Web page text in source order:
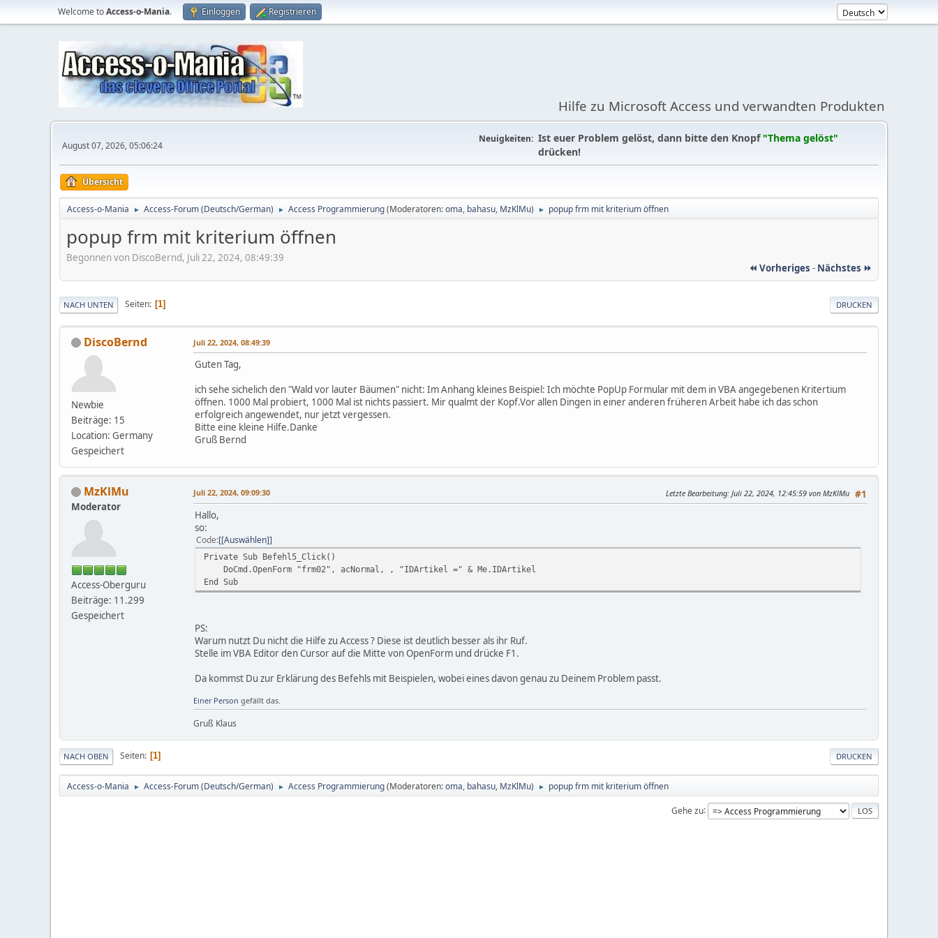
Welcome toAccess-o-Mania. Einloggen Registrieren
Hilfe zu Microsoft Access und verwandten Produkten
August 07, 2026, 05:06:24
Neuigkeiten: Ist euer Problem gelöst, dann bitte den Knopf "Thema gelöst"
drücken!
Übersicht
Access-o-Mania ► Access-Forum (Deutsch/German) ► Access Programmierung(Moderatoren:oma, bahasu, MzKlMu) ► popup frm mit kriterium öffnen
popup frm mit kriterium öffnen
Begonnen von DiscoBernd, Juli 22, 2024, 08:49:39
⏪ Vorheriges - Nächstes ⏩
DRUCKEN
NACH UNTEN Seiten 1
DiscoBernd
Newbie
Beiträge: 15
Location: Germany
Gespeichert
Juli 22, 2024, 08:49:39
Guten Tag,
ich sehe sichelich den "Wald vor lauter Bäumen" nicht: Im Anhang kleines Beispiel: Ich möchte PopUp Formular mit dem in VBA angegebenen Kritertium
öffnen. 1000 Mal probiert, 1000 Mal ist nichts passiert. Mir qualmt der Kopf.Vor allen Dingen in einer anderen früheren Arbeit habe ich das schon
erfolgreich angewendet, nur jetzt vergessen.
Bitte eine kleine Hilfe.Danke
Gruß Bernd
MzKlMu
Moderator
Access-Oberguru
Beiträge: 11.299
Gespeichert
#1
Juli 22, 2024, 09:09:30 Letzte Bearbeitung: Juli 22, 2024, 12:45:59 von MzKlMu
Hallo,
so:
Code [Auswählen]
Private Sub Befehl5_Click()
DoCmd.OpenForm "frm02", acNormal, , "IDArtikel =" & Me.IDArtikel
End Sub
PS:
Warum nutzt Du nicht die Hilfe zu Access ? Diese ist deutlich besser als ihr Ruf.
Stelle im VBA Editor den Cursor auf die Mitte von OpenForm und drücke F1.
Da kommst Du zur Erklärung des Befehls mit Beispielen, wobei eines davon genau zu Deinem Problem passt.
Einer Person gefällt das.
Gruß Klaus
DRUCKEN
NACH OBEN Seiten 1
Access-o-Mania ► Access-Forum (Deutsch/German) ► Access Programmierung(Moderatoren:oma, bahasu, MzKlMu) ► popup frm mit kriterium öffnen
Gehe zu